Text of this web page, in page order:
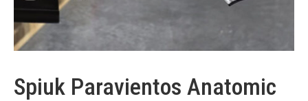
Spiuk Paravientos Anatomic